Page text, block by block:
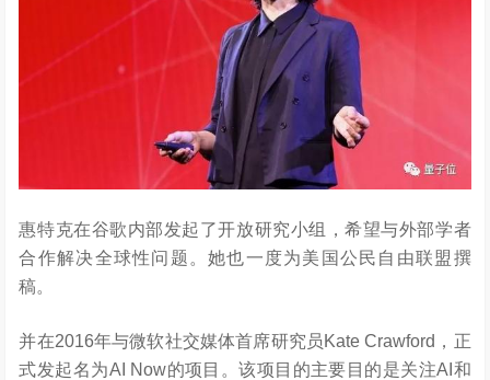
惠特克在谷歌内部发起了开放研究小组，希望与外部学者
合作解决全球性问题。她也一度为美国公民自由联盟撰
稿。
并在2016年与微软社交媒体首席研究员Kate Crawford，正
式发起名为AI Now的项目。该项目的主要目的是关注AI和